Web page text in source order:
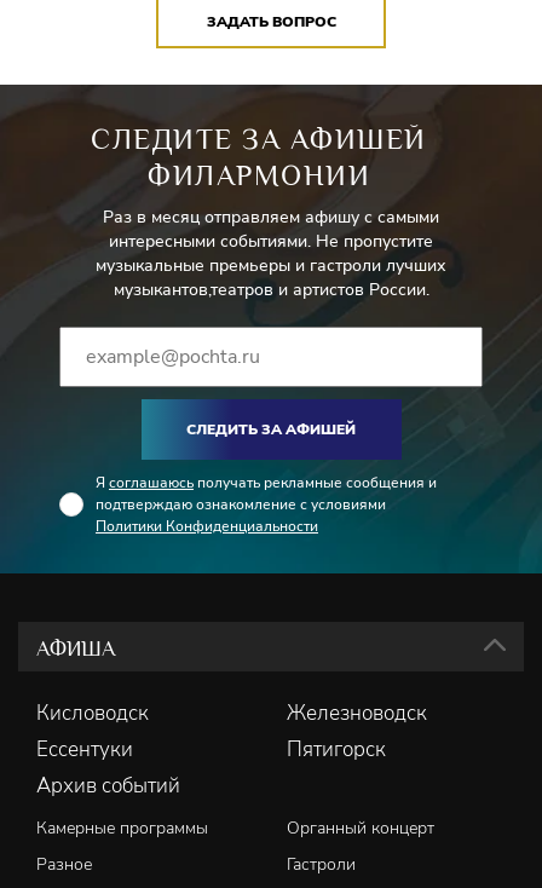
ЗАДАТЬ ВОПРОС
СЛЕДИТЕ ЗА АФИШЕЙ
ФИЛАРМОНИИ
Раз в месяц отправляем афишу с самыми
интересными событиями. Не пропустите
музыкальные премьеры и гастроли лучших
музыкантов,театров и артистов России.
СЛЕДИТЬ ЗА АФИШЕЙ
Я соглашаюсь получать рекламные сообщения и
подтверждаю ознакомление с условиями
Политики Конфиденциальности
АФИША
Кисловодск
Железноводск
Ессентуки
Пятигорск
Архив событий
Камерные программы
Органный концерт
Разное
Гастроли